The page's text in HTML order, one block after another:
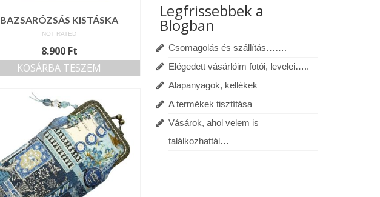
BAZSARÓZSÁS KISTÁSKA
NOT RATED
8.900 Ft
KOSÁRBA TESZEM
Legfrissebbek a
Blogban
Csomagolás és szállítás…….
Elégedett vásárlóim fotói, levelei…..
Alapanyagok, kellékek
A termékek tisztítása
Vásárok, ahol velem is
találkozhattál…